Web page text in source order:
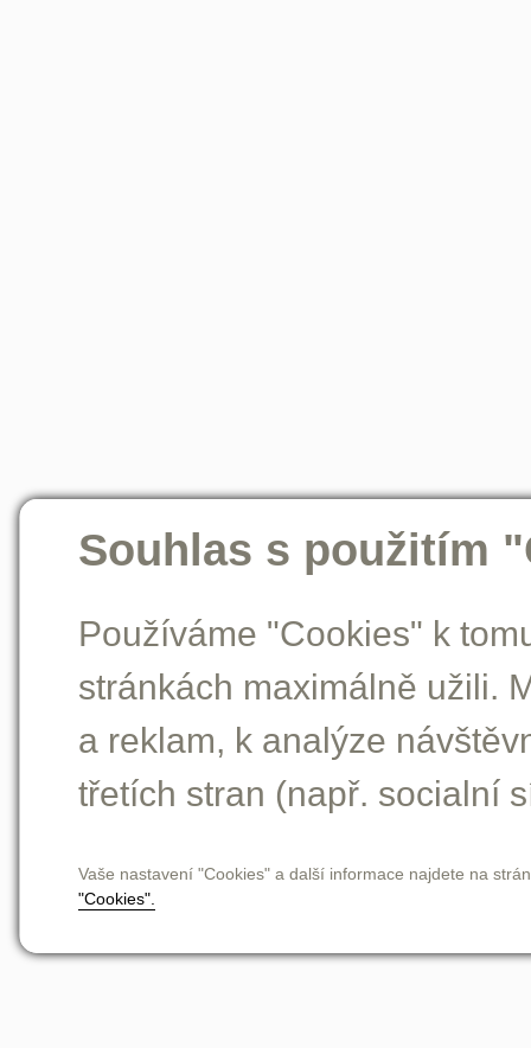
Souhlas s použitím
Používáme "Cookies" k
stránkách maximálně užili.
a reklam, k analýze
třetích stran (např. socialní
Vaše nastavení "Cookies" a další informace najdete na
"Cookies".